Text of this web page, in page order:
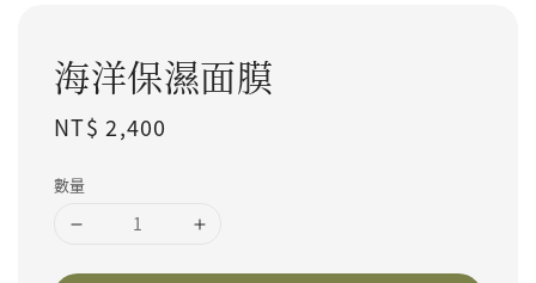
海洋保濕面膜
Regular price
NT$ 2,400
數量